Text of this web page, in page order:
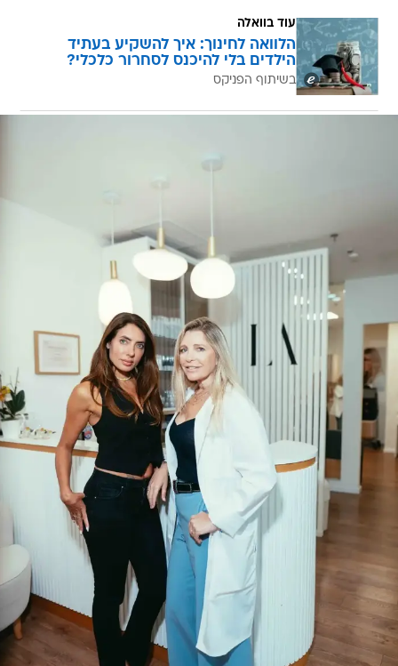
עוד בוואלה
הלוואה לחינוך: איך להשקיע בעתיד
הילדים בלי להיכנס לסחרור כלכלי?
בשיתוף הפניקס